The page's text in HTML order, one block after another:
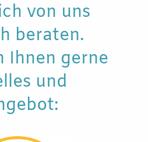
von uns
beraten.
Ihnen gerne
und